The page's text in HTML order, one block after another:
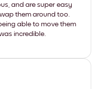
and are super easy
them around too.
able to move them
incredible.